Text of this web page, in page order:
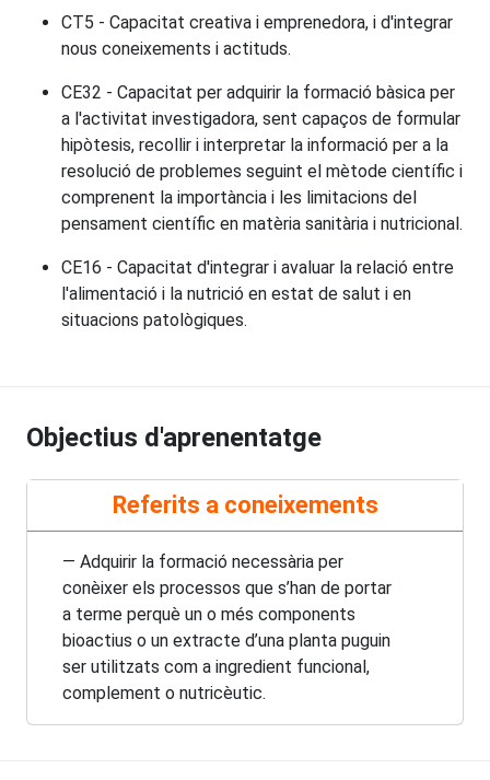
CT5 - Capacitat creativa i emprenedora, i d'integrar
nous coneixements i actituds.
CE32 - Capacitat per adquirir la formació bàsica per
a l'activitat investigadora, sent capaços de formular
hipòtesis, recollir i interpretar la informació per a la
resolució de problemes seguint el mètode científic i
comprenent la importància i les limitacions del
pensament científic en matèria sanitària i nutricional.
CE16 - Capacitat d'integrar i avaluar la relació entre
l'alimentació i la nutrició en estat de salut i en
situacions patològiques.
Objectius d'aprenentatge
Referits a coneixements
— Adquirir la formació necessària per
conèixer els processos que s’han de portar
a terme perquè un o més components
bioactius o un extracte d’una planta puguin
ser utilitzats com a ingredient funcional,
complement o nutricèutic.